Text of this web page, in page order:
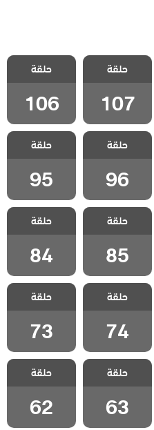
مسلسل مد وجزر
مدبلج الحلقة
107
حلقة
107
مسلسل مد وجزر
مدبلج الحلقة
106
حلقة
106
مسلسل مد وجزر
مدبلج الحلقة 96
حلقة
96
مسلسل مد وجزر
مدبلج الحلقة 95
حلقة
95
مسلسل مد وجزر
مدبلج الحلقة 85
حلقة
85
مسلسل مد وجزر
مدبلج الحلقة 84
حلقة
84
مسلسل مد وجزر
مدبلج الحلقة 74
حلقة
74
مسلسل مد وجزر
مدبلج الحلقة 73
حلقة
73
مسلسل مد وجزر
مدبلج الحلقة 63
حلقة
63
مسلسل مد وجزر
مدبلج الحلقة 62
حلقة
62